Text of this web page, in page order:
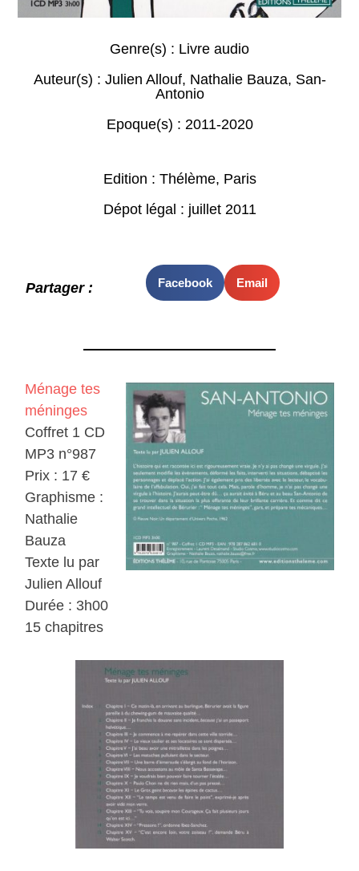
Genre(s) : Livre audio
Auteur(s) : Julien Allouf, Nathalie Bauza, San-
Antonio
Epoque(s) : 2011-2020
Edition : Thélème, Paris
Dépot légal : juillet 2011
Partager : Facebook Email
Ménage tes
méninges
Coffret 1 CD
MP3 n°987
Prix : 17 €
Graphisme :
Nathalie
Bauza
Texte lu par
Julien Allouf
Durée : 3h00
15 chapitres